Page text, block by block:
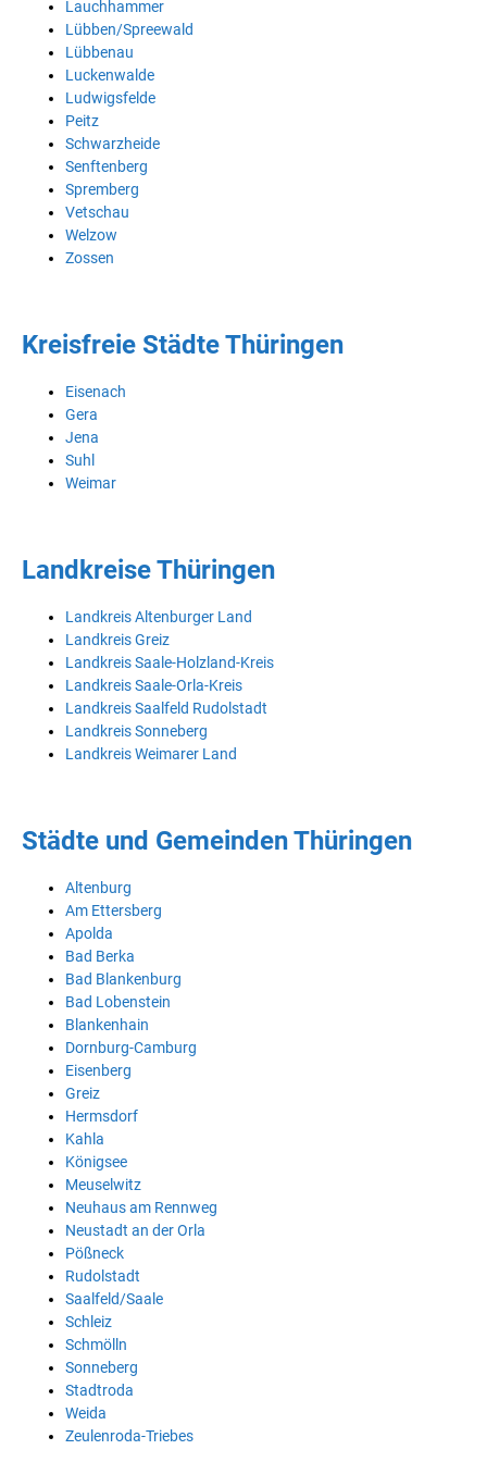
Lauchhammer
Lübben/Spreewald
Lübbenau
Luckenwalde
Ludwigsfelde
Peitz
Schwarzheide
Senftenberg
Spremberg
Vetschau
Welzow
Zossen
Kreisfreie Städte Thüringen
Eisenach
Gera
Jena
Suhl
Weimar
Landkreise Thüringen
Landkreis Altenburger Land
Landkreis Greiz
Landkreis Saale-Holzland-Kreis
Landkreis Saale-Orla-Kreis
Landkreis Saalfeld Rudolstadt
Landkreis Sonneberg
Landkreis Weimarer Land
Städte und Gemeinden Thüringen
Altenburg
Am Ettersberg
Apolda
Bad Berka
Bad Blankenburg
Bad Lobenstein
Blankenhain
Dornburg-Camburg
Eisenberg
Greiz
Hermsdorf
Kahla
Königsee
Meuselwitz
Neuhaus am Rennweg
Neustadt an der Orla
Pößneck
Rudolstadt
Saalfeld/Saale
Schleiz
Schmölln
Sonneberg
Stadtroda
Weida
Zeulenroda-Triebes